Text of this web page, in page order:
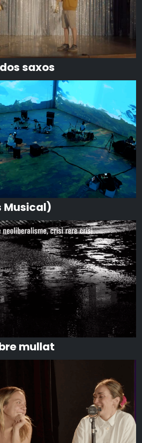
saxos
Musical)
mullat